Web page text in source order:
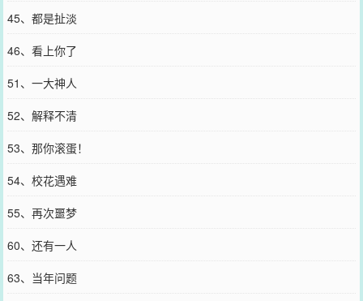
45、都是扯淡
46、看上你了
51、一大神人
52、解释不清
53、那你滚蛋！
54、校花遇难
55、再次噩梦
60、还有一人
63、当年问题